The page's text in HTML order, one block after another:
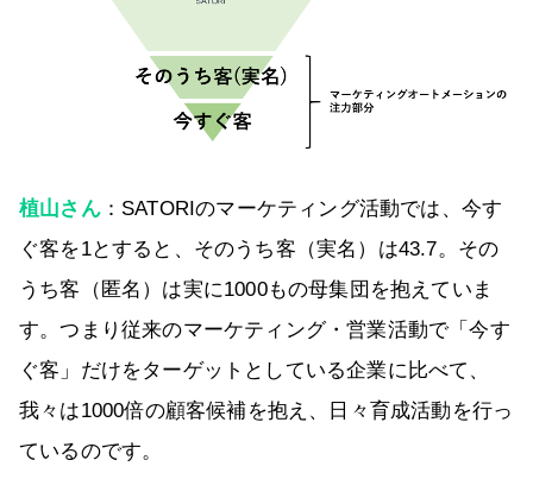
植山さん：SATORIのマーケティング活動では、今す
ぐ客を1とすると、そのうち客（実名）は43.7。その
うち客（匿名）は実に1000もの母集団を抱えていま
す。つまり従来のマーケティング・営業活動で「今す
ぐ客」だけをターゲットとしている企業に比べて、
我々は1000倍の顧客候補を抱え、日々育成活動を行っ
ているのです。